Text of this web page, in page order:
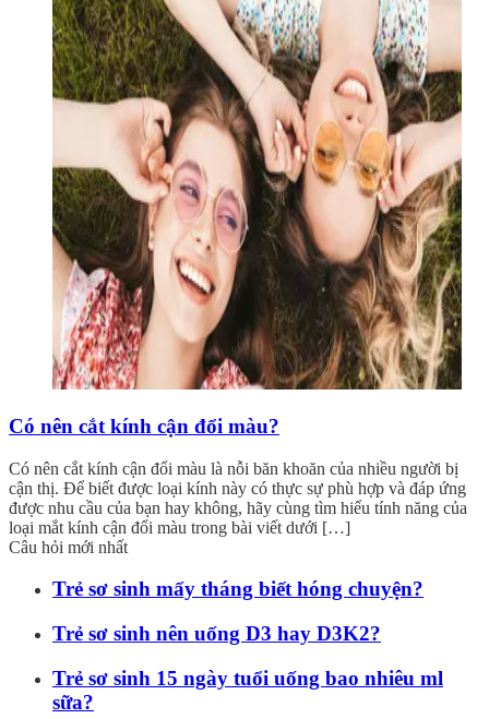
Có nên cắt kính cận đổi màu?
Có nên cắt kính cận đổi màu là nỗi băn khoăn của nhiều người bị
cận thị. Để biết được loại kính này có thực sự phù hợp và đáp ứng
được nhu cầu của bạn hay không, hãy cùng tìm hiểu tính năng của
loại mắt kính cận đổi màu trong bài viết dưới […]
Câu hỏi mới nhất
Trẻ sơ sinh mấy tháng biết hóng chuyện?
Trẻ sơ sinh nên uống D3 hay D3K2?
Trẻ sơ sinh 15 ngày tuổi uống bao nhiêu ml
sữa?